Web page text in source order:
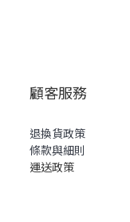
顧客服務
退換貨政策
條款與細則
運送政策